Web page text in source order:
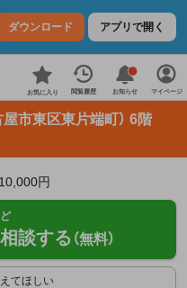
ダウンロード アプリで開く
お気に入り 閲覧履歴 お知らせ マイページ
市東区東片端町） 6階
円
談する （無料）
てほしい